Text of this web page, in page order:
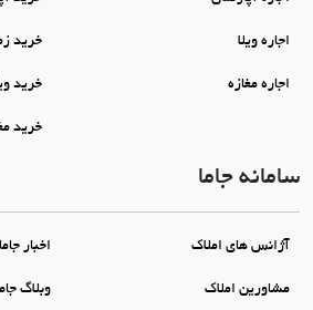
مغازه
خرید زمین
خرید مغازه
جاما
های املاک
املاک وبلاگ جاما